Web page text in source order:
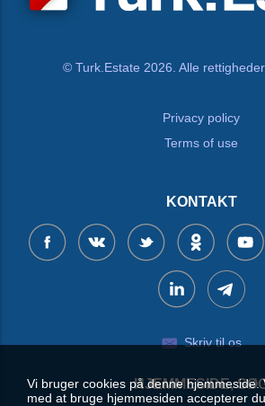
© Turk.Estate 2026. Alle
Privacy policy
Terms of use
KONTAKT
Skriv til os
HJEMMESIDE,
Vi bruger cookies på denne
med at bruge hjemmesiden accepterer